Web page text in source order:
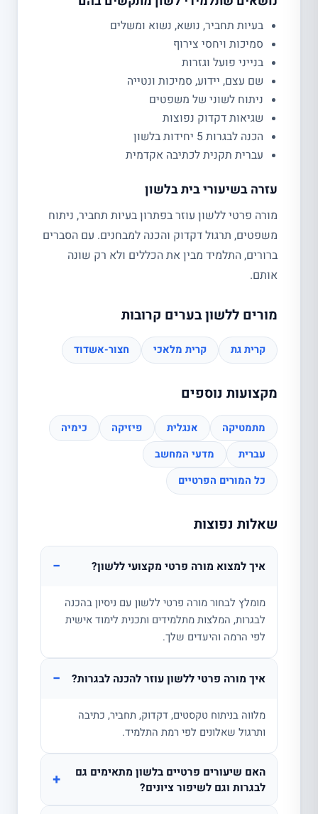
בעיות תחביר, נושא, נשוא ומשלים
סמיכות ויחסי צירוף
בנייני פועל וגזרות
שם עצם, יידוע, סמיכות ונטייה
ניתוח לשוני של משפטים
שגיאות דקדוק נפוצות
הכנה לבגרות 5 יחידות בלשון
עברית תקנית לכתיבה אקדמית
עזרה בשיעורי בית בלשון
מורה פרטי ללשון עוזר בפתרון בעיות תחביר, ניתוח
משפטים, תרגול דקדוק והכנה למבחנים. עם הסברים
ברורים, התלמיד מבין את הכללים ולא רק שונה
אותם.
מורים ללשון בערים קרובות
קרית גת קרית מלאכי חצור-אשדוד
מקצועות נוספים
מתמטיקה אנגלית פיזיקה
כימיה
עברית
מדעי המחשב
כל המורים הפרטיים
שאלות נפוצות
איך למצוא מורה פרטי מקצועי ללשון? −
מומלץ לבחור מורה פרטי ללשון עם ניסיון בהכנה
לבגרות, המלצות מתלמידים ותכנית לימוד אישית
לפי הרמה והיעדים שלך.
איך מורה פרטי ללשון עוזר להכנה לבגרות? −
מלווה בניתוח טקסטים, דקדוק, תחביר, כתיבה
ותרגול שאלונים לפי רמת התלמיד.
האם שיעורים פרטיים בלשון מתאימים גם
לבגרות וגם לשיפור ציונים?
+